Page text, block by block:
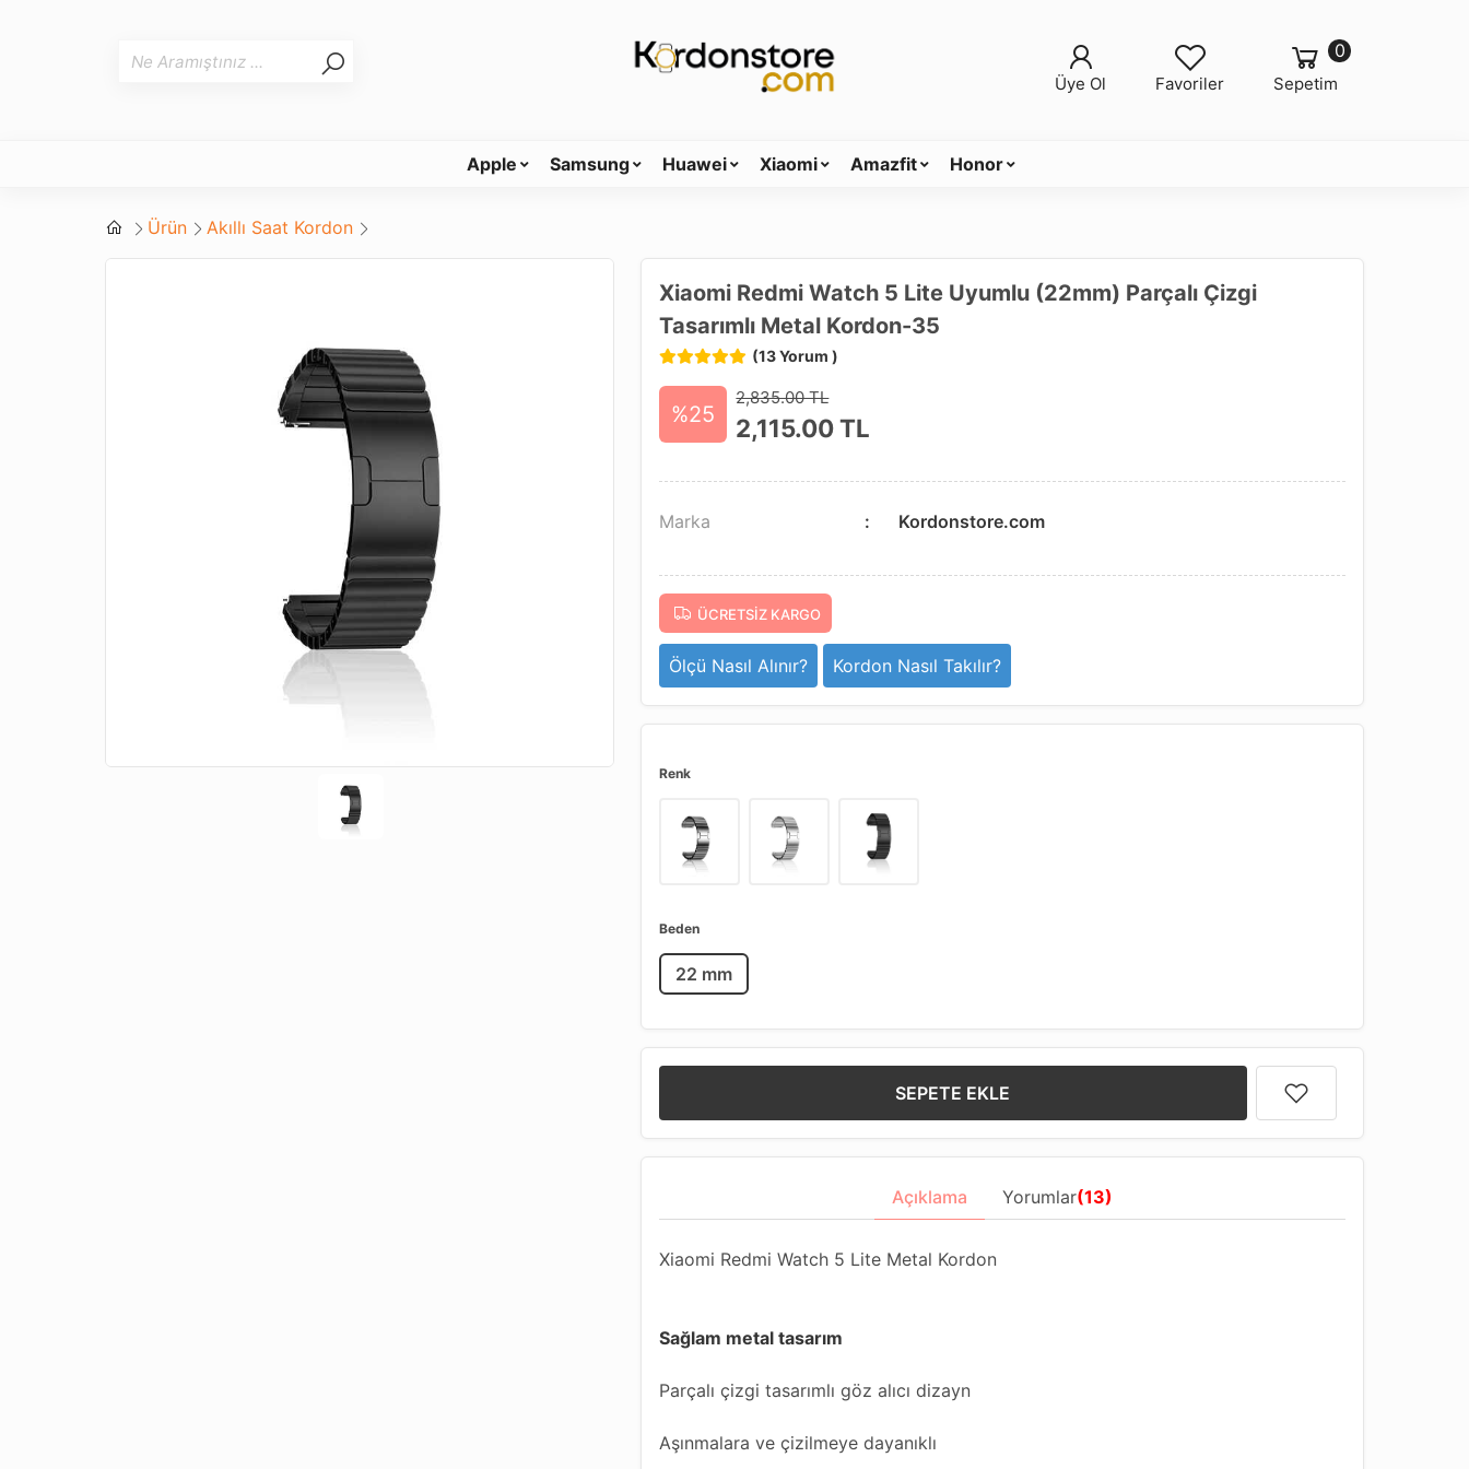
Sepetim
0
Favoriler
Üye Ol
Apple Samsung Huawei Xiaomi Amazfit Honor
Ürün Akıllı Saat Kordon
Xiaomi Redmi Watch 5 Lite Uyumlu (22mm) Parçalı Çizgi
Tasarımlı Metal Kordon-35
(13 Yorum )
%25
2,835.00 TL
2,115.00TL
Marka Kordonstore.com
ÜCRETSIZ KARGO
Ölçü Nasıl Alınır? Kordon Nasıl Takılır?
Renk
Beden
22 mm
SEPETE EKLE
Açıklama Yorumlar(13)
Xiaomi Redmi Watch 5 Lite Metal Kordon
Sağlam metal tasarım
Parçalı çizgi tasarımlı göz alıcı dizayn
Aşınmalara ve çizilmeye dayanıklı